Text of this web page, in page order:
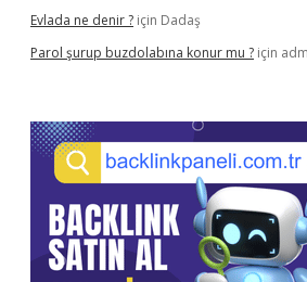
Evlada ne denir ? için Dadaş
Parol şurup buzdolabına konur mu ? için